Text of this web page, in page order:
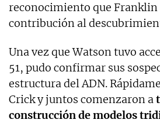
reconocimiento que Franklin
contribución al
Una vez que Watson tuvo
51, pudo confirmar sus
estructura del ADN.
Crick y juntos comenzaron a
construcción de modelos